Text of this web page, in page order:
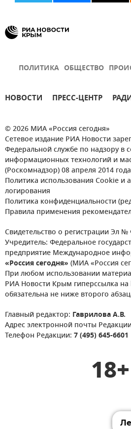
ПОЛИТИКА ОБЩЕСТВО
НОВОСТИ ПРЕСС-ЦЕНТР
© 2026 МИА «Россия сегодня»
Сетевое издание РИА Новости
Федеральной службе по надзору в
информационных технологий и
(Роскомнадзор) 08 апреля 2014
Политика использования Cookie и
логирования
Политика конфиденциальности
Правила применения
Свидетельство о регистрации Эл №
Учредитель: Федеральное
предприятие Международное
«Россия сегодня» (МИА «Россия
При любом использовании
РИА Новости Крым гиперссылка
обязательна не ниже второго
Главный редактор: Гаврилова А.В.
Адрес электронной почты
Телефон Редакции: 7 (495) 645-6601
18+